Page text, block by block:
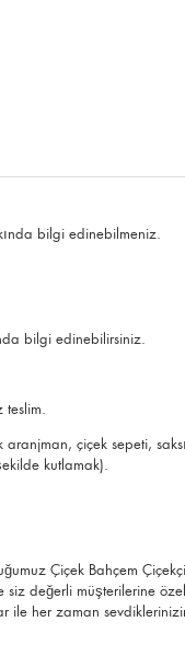
bilgi edinebilmeniz.
bilgi edinebilirsiniz.
teslim.
aranjman, çiçek sepeti,
kutlamak).
Çiçek Bahçem
siz değerli müşterilerine
her zaman